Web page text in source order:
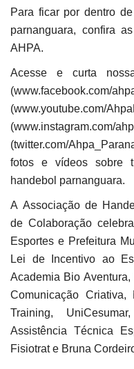
Para ficar por dentro
parnanguara, confira
AHPA.
Acesse e curta
(twitter.com/
fotos e vídeos sobre
handebol parnanguara.
A Associação de
de Colaboração
Esportes e Prefeitura
Lei de Incentivo ao
Academia Bio
Comunicação
Training,
Assistência Técnica
Fisiotrat e Bruna